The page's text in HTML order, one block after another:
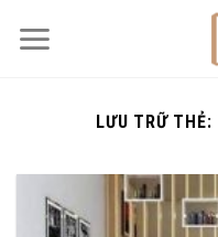
qua
LƯU TRỮ THẺ: